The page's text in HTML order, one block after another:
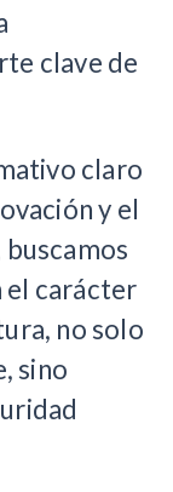
clave de
claro
y el
el carácter
no solo
sino